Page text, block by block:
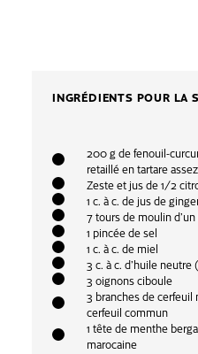
INGRÉDIENTS POUR LA
200 g de fenouil-
retaillé en tartare
Zeste et jus de 1/2
1 c. à c. de jus de
7 tours de moulin
1 pincée de sel
1 c. à c. de miel
3 c. à c. d’huile
3 oignons ciboule
3 branches de cerfeuil
cerfeuil commun
1 tête de menthe
marocaine